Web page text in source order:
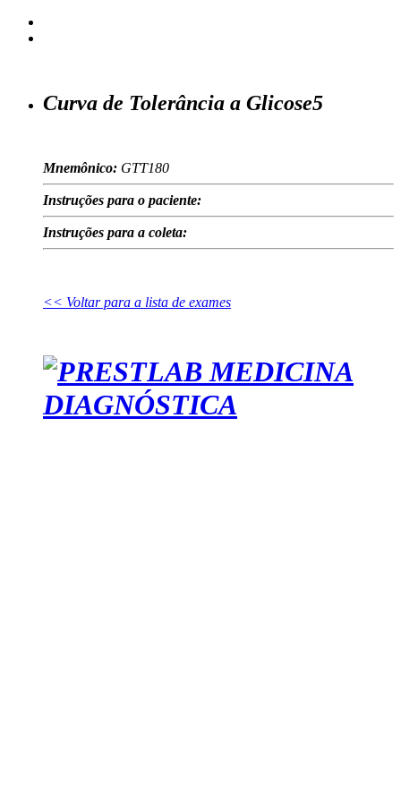
Curva de Tolerância a Glicose5
Mnemônico: GTT180
Instruções para o paciente:
Instruções para a coleta:
<< Voltar para a lista de exames